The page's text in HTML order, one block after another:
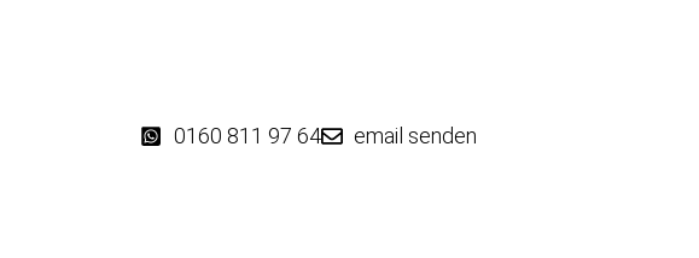
0160 811 97 64
email senden